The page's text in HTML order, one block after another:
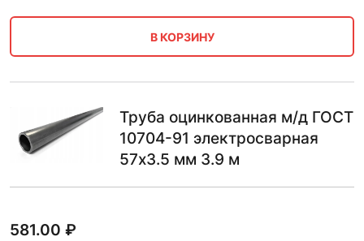
В КОРЗИНУ
Труба оцинкованная м/д ГОСТ
10704-91 электросварная
57х3.5 мм 3.9 м
581.00 ₽